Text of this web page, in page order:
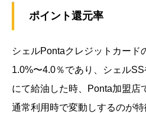
ポイント還元率
シェルPontaクレジットカード
1.0%〜4.0％であり、シェル
にて給油した時、Ponta加盟店
通常利用時で変動しするのが特